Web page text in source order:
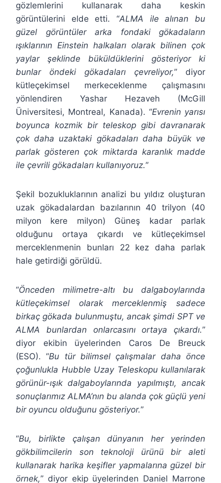
gözlemlerini kullanarak daha keskin
görüntülerini elde etti. “ALMA ile alınan bu
güzel görüntüler arka fondaki gökadaların
ışıklarının Einstein halkaları olarak bilinen çok
yaylar şeklinde büküldüklerini gösteriyor ki
bunlar öndeki gökadaları çevreliyor,”
diyor
kütleçekimsel merkeceklenme çalışmasını
yönlendiren Yashar Hezaveh (McGill
Üniversitesi, Montreal, Kanada). “Evrenin yarısı
boyunca kozmik bir teleskop gibi davranarak
çok daha uzaktaki gökadaları daha büyük ve
parlak gösteren çok miktarda karanlık madde
ile çevrili gökadaları kullanıyoruz.”
Şekil bozukluklarının analizi bu yıldız oluşturan
uzak gökadalardan bazılarının 40 trilyon (40
milyon kere milyon) Güneş kadar parlak
olduğunu ortaya çıkardı ve kütleçekimsel
merceklenmenin bunları 22 kez daha parlak
hale getirdiği görüldü.
“Önceden milimetre-altı bu dalgaboylarında
kütleçekimsel olarak merceklenmiş sadece
birkaç gökada bulunmuştu, ancak şimdi SPT ve
ALMA bunlardan onlarcasını ortaya çıkardı.”
diyor ekibin üyelerinden Caros De Breuck
(ESO). “Bu tür bilimsel çalışmalar daha önce
çoğunlukla Hubble Uzay Teleskopu kullanılarak
görünür-ışık dalgaboylarında yapılmıştı, ancak
sonuçlarımız ALMA’nın bu alanda çok güçlü yeni
bir oyuncu olduğunu gösteriyor.”
“Bu, birlikte çalışan dünyanın her yerinden
gökbilimcilerin son teknoloji ürünü bir aleti
kullanarak harika keşifler yapmalarına güzel bir
örnek,” diyor ekip üyelerinden Daniel Marrone